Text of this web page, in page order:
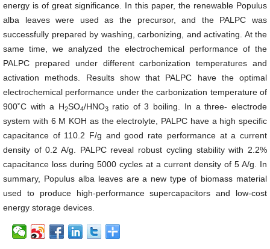
energy is of great significance. In this paper, the renewable Populus
alba leaves were used as the precursor, and the PALPC was
successfully prepared by washing, carbonizing, and activating. At the
same time, we analyzed the electrochemical performance of the
PALPC prepared under different carbonization temperatures and
activation methods. Results show that PALPC have the optimal
electrochemical performance under the carbonization temperature of
900˚C with a H2SO4/HNO3 ratio of 3 boiling. In a three- electrode
system with 6 M KOH as the electrolyte, PALPC have a high specific
capacitance of 110.2 F/g and good rate performance at a current
density of 0.2 A/g. PALPC reveal robust cycling stability with 2.2%
capacitance loss during 5000 cycles at a current density of 5 A/g. In
summary, Populus alba leaves are a new type of biomass material
used to produce high-performance supercapacitors and low-cost
energy storage devices.